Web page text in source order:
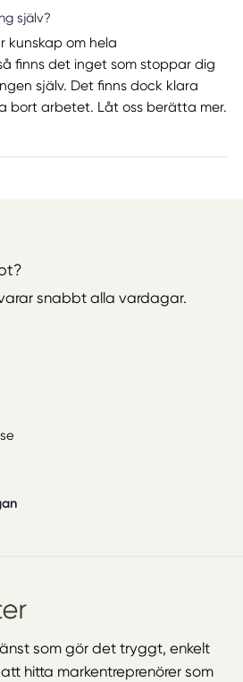
själv?
kunskap om hela
finns det inget som stoppar dig
själv. Det finns dock klara
bort arbetet. Låt oss berätta mer.
snabbt alla vardagar.
som gör det tryggt, enkelt
hitta markentreprenörer som